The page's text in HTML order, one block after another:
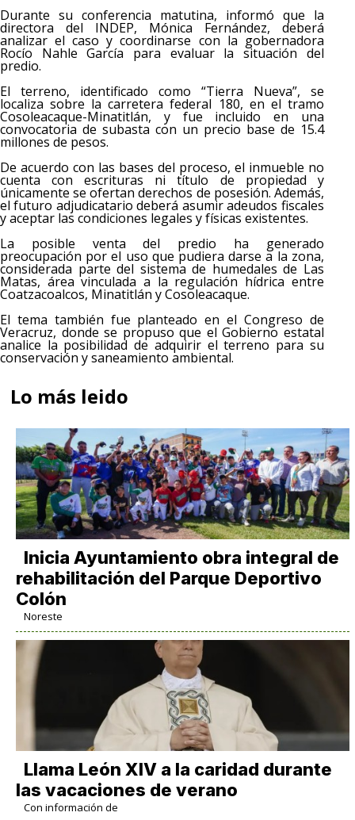
Durante su conferencia matutina, informó que la
directora del INDEP, Mónica Fernández, deberá
analizar el caso y coordinarse con la gobernadora
Rocío Nahle García para evaluar la situación del
predio.
El terreno, identificado como “Tierra Nueva”, se
localiza sobre la carretera federal 180, en el tramo
Cosoleacaque-Minatitlán, y fue incluido en una
convocatoria de subasta con un precio base de 15.4
millones de pesos.
De acuerdo con las bases del proceso, el inmueble no
cuenta con escrituras ni título de propiedad y
únicamente se ofertan derechos de posesión. Además,
el futuro adjudicatario deberá asumir adeudos fiscales
y aceptar las condiciones legales y físicas existentes.
La posible venta del predio ha generado
preocupación por el uso que pudiera darse a la zona,
considerada parte del sistema de humedales de Las
Matas, área vinculada a la regulación hídrica entre
Coatzacoalcos, Minatitlán y Cosoleacaque.
El tema también fue planteado en el Congreso de
Veracruz, donde se propuso que el Gobierno estatal
analice la posibilidad de adquirir el terreno para su
conservación y saneamiento ambiental.
Lo más leido
Inicia Ayuntamiento obra integral de
rehabilitación del Parque Deportivo
Colón
Noreste
Llama León XIV a la caridad durante
las vacaciones de verano
Con información de